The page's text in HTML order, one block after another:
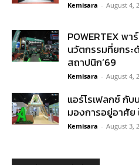
Kemisara - August 4,
POWERTEX พ
นวัตกรรมที่ยกระ
สถาปนิก’69
Kemisara - August 4,
แอร์โรเฟลกซ์ กั
มองการอยู่อาศัย
Kemisara - August 3,